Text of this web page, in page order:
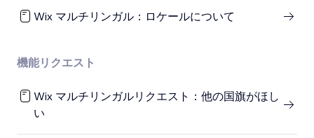
Wix マルチリンガル：ロケールについて
機能リクエスト
Wix マルチリンガルリクエスト：他の国旗がほし
い